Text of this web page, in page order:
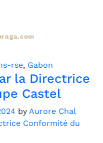
rse, Gabon
la Directrice
Castel
by Aurore Chal